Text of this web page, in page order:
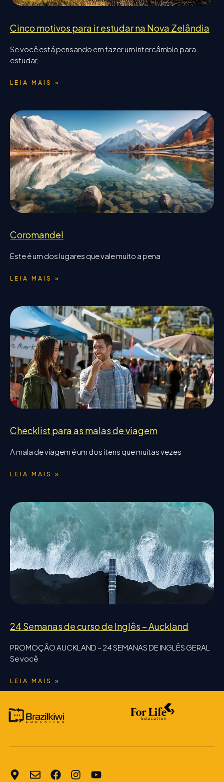
Cinco motivos para ir estudar na Nova Zelândia
Se você está pensando em fazer um intercâmbio para
estudar,
LEIA MAIS »
Coromandel
Este é um dos lugares que vale muito a pena
LEIA MAIS »
Checklist para as malas de viagem
A mala de viagem é um dos itens que muitas vezes
LEIA MAIS »
24 Semanas de curso de Inglês – Auckland
PROMOÇÃO AUCKLAND – 24 SEMANAS DE INGLÊS GERAL
Se você
LEIA MAIS »